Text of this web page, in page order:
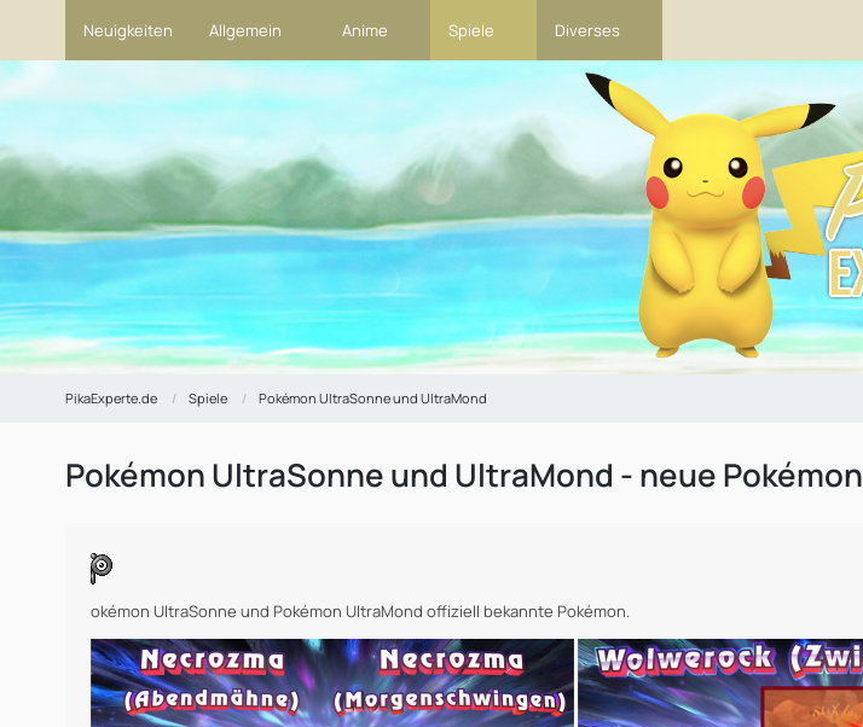
Neuigkeiten Allgemein Anime Spiele Diverses
PikaExperte.de Spiele Pokémon UltraSonne und UltraMond
Pokémon UltraSonne und UltraMond - neue Pokémon
okémon UltraSonne und Pokémon UltraMond offiziell bekannte Pokémon.